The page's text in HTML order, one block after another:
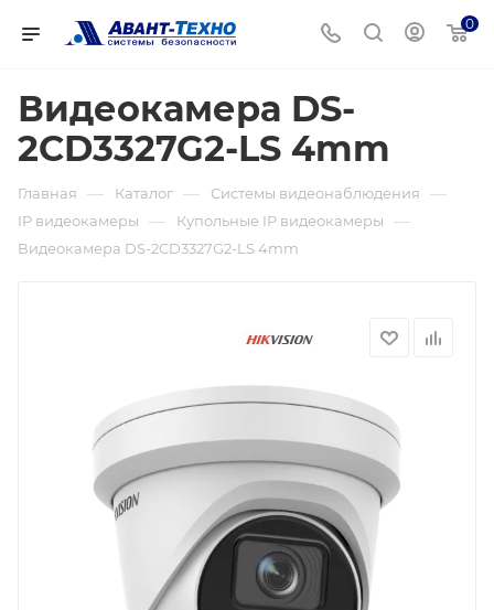
0
Видеокамера DS-
2CD3327G2-LS 4mm
Главная — Каталог — Системы видеонаблюдения —
IP видеокамеры — Купольные IP видеокамеры —
Видеокамера DS-2CD3327G2-LS 4mm